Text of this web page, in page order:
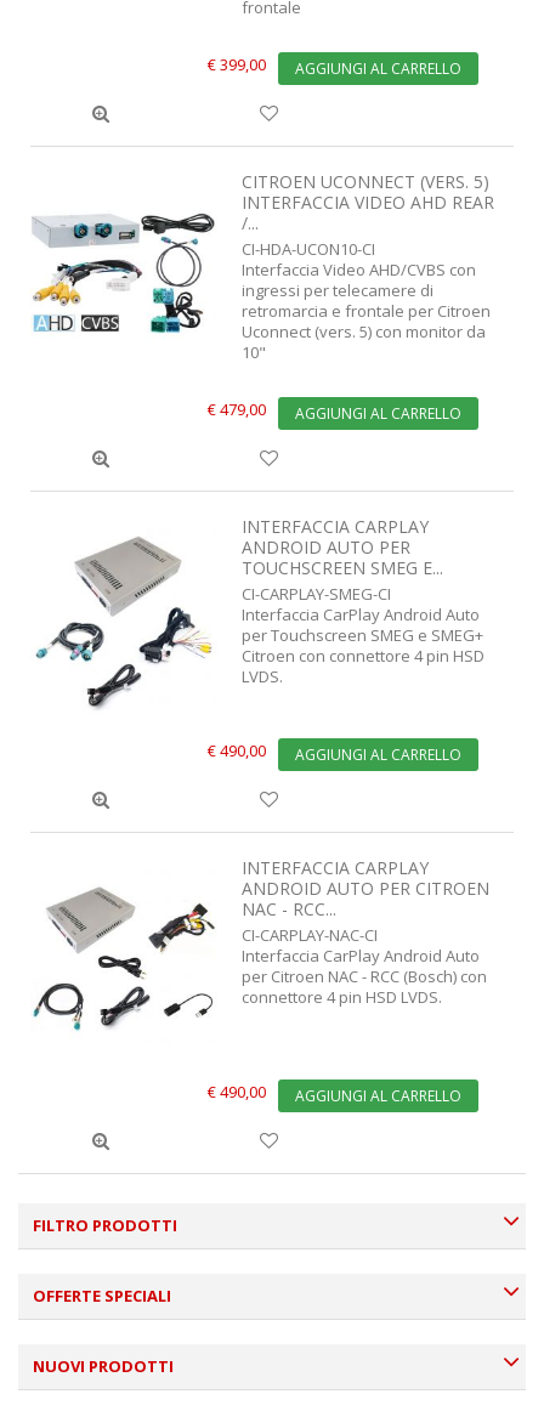
frontale
€ 399,00 AGGIUNGI AL CARRELLO
CITROEN UCONNECT (VERS. 5)
INTERFACCIA VIDEO AHD REAR
/...
CI-HDA-UCON10-CI
Interfaccia Video AHD/CVBS con
ingressi per telecamere di
retromarcia e frontale per Citroen
Uconnect (vers. 5) con monitor da
10"
€ 479,00 AGGIUNGI AL CARRELLO
INTERFACCIA CARPLAY
ANDROID AUTO PER
TOUCHSCREEN SMEG E...
CI-CARPLAY-SMEG-CI
Interfaccia CarPlay Android Auto
per Touchscreen SMEG e SMEG+
Citroen con connettore 4 pin HSD
LVDS.
€ 490,00 AGGIUNGI AL CARRELLO
INTERFACCIA CARPLAY
ANDROID AUTO PER CITROEN
NAC - RCC...
CI-CARPLAY-NAC-CI
Interfaccia CarPlay Android Auto
per Citroen NAC - RCC (Bosch) con
connettore 4 pin HSD LVDS.
€ 490,00 AGGIUNGI AL CARRELLO
FILTRO PRODOTTI
OFFERTE SPECIALI
NUOVI PRODOTTI